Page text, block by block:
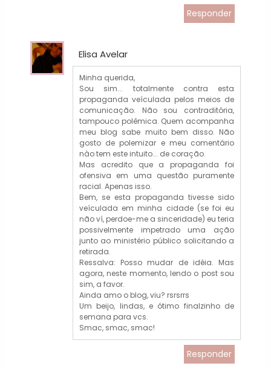
Responder
Elisa Avelar
Minha querida,
Sou sim... totalmente contra esta
propaganda veículada pelos meios de
comunicação. Não sou contraditória,
tampouco polêmica. Quem acompanha
meu blog sabe muito bem disso. Não
gosto de polemizar e meu comentário
nào tem este intuito... de coração.
Mas acredito que a propaganda foi
ofensiva em uma questão puramente
racial. Apenas isso.
Bem, se esta propaganda tivesse sido
veículada em minha cidade (se foi eu
não ví, perdoe-me a sinceridade) eu teria
possivelmente impetrado uma ação
junto ao ministério público solicitando a
retirada.
Ressalva: Posso mudar de idéia. Mas
agora, neste momento, lendo o post sou
sim, a favor.
Ainda amo o blog, viu? rsrsrrs
Um beijo, lindas, e ótimo finalzinho de
semana para vcs.
Smac, smac, smac!
Responder